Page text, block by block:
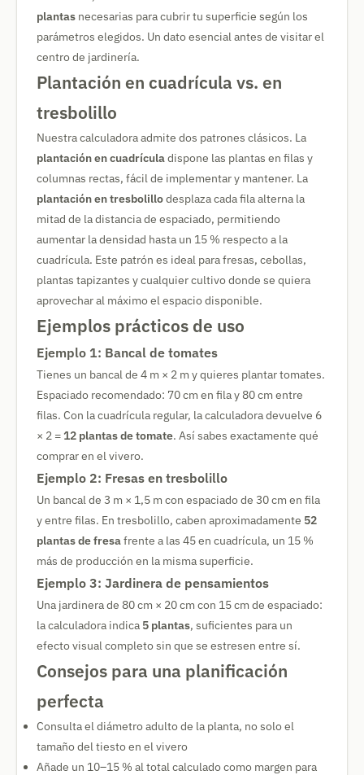
plantas necesarias para cubrir tu superficie según los
parámetros elegidos. Un dato esencial antes de visitar el
centro de jardinería.
Plantación en cuadrícula vs. en
tresbolillo
Nuestra calculadora admite dos patrones clásicos. La
plantación en cuadrículadispone las plantas en filas y
columnas rectas, fácil de implementar y mantener. La
plantación en tresbolillodesplaza cada fila alterna la
mitad de la distancia de espaciado, permitiendo
aumentar la densidad hasta un 15 % respecto a la
cuadrícula. Este patrón es ideal para fresas, cebollas,
plantas tapizantes y cualquier cultivo donde se quiera
aprovechar al máximo el espacio disponible.
Ejemplos prácticos de uso
Ejemplo 1: Bancal de tomates
Tienes un bancal de 4 m × 2 m y quieres plantar tomates.
Espaciado recomendado: 70 cm en fila y 80 cm entre
filas. Con la cuadrícula regular, la calculadora devuelve 6
× 2 = 12 plantas de tomate. Así sabes exactamente qué
comprar en el vivero.
Ejemplo 2: Fresas en tresbolillo
Un bancal de 3 m × 1,5 m con espaciado de 30 cm en fila
y entre filas. En tresbolillo, caben aproximadamente 52
plantas de fresafrente a las 45 en cuadrícula, un 15 %
más de producción en la misma superficie.
Ejemplo 3: Jardinera de pensamientos
Una jardinera de 80 cm × 20 cm con 15 cm de espaciado:
la calculadora indica 5 plantas, suficientes para un
efecto visual completo sin que se estresen entre sí.
Consejos para una planificación
perfecta
Consulta el diámetro adulto de la planta, no solo el
tamaño del tiesto en el vivero
Añade un 10–15 % al total calculado como margen para